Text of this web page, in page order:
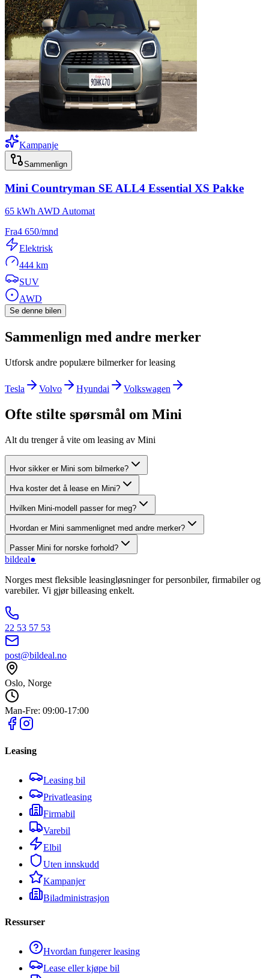
Kampanje
Sammenlign
Mini Countryman SE ALL4 Essential XS Pakke
65 kWh AWD Automat
Fra4 650/mnd
Elektrisk
444 km
SUV
AWD
Se denne bilen
Sammenlign med andre merker
Utforsk andre populære bilmerker for leasing
Tesla Volvo Hyundai Volkswagen
Ofte stilte spørsmål om Mini
Alt du trenger å vite om leasing av Mini
Hvor sikker er Mini som bilmerke?
Hva koster det å lease en Mini?
Hvilken Mini-modell passer for meg?
Hvordan er Mini sammenlignet med andre merker?
Passer Mini for norske forhold?
bildeal●
Norges mest fleksible leasingløsninger for personbiler, firmabiler og
varebiler. Vi gjør billeasing enkelt.
22 53 57 53
post@bildeal.no
Oslo, Norge
Man-Fre: 09:00-17:00
Leasing
Leasing bil
Privatleasing
Firmabil
Varebil
Elbil
Uten innskudd
Kampanjer
Biladministrasjon
Ressurser
Hvordan fungerer leasing
Lease eller kjøpe bil